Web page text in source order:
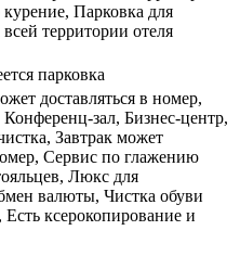
Парковка для
территории отеля
парковка
доставляться в номер,
зал, Бизнес-центр,
Завтрак может
Сервис по глажению
Люкс для
валюты, Чистка обуви
Есть ксерокопирование и